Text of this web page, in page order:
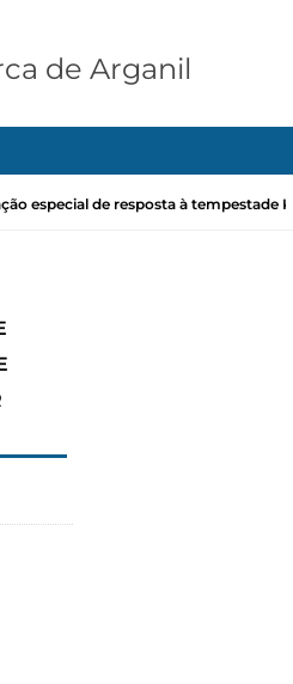
especial de resposta à tempestade